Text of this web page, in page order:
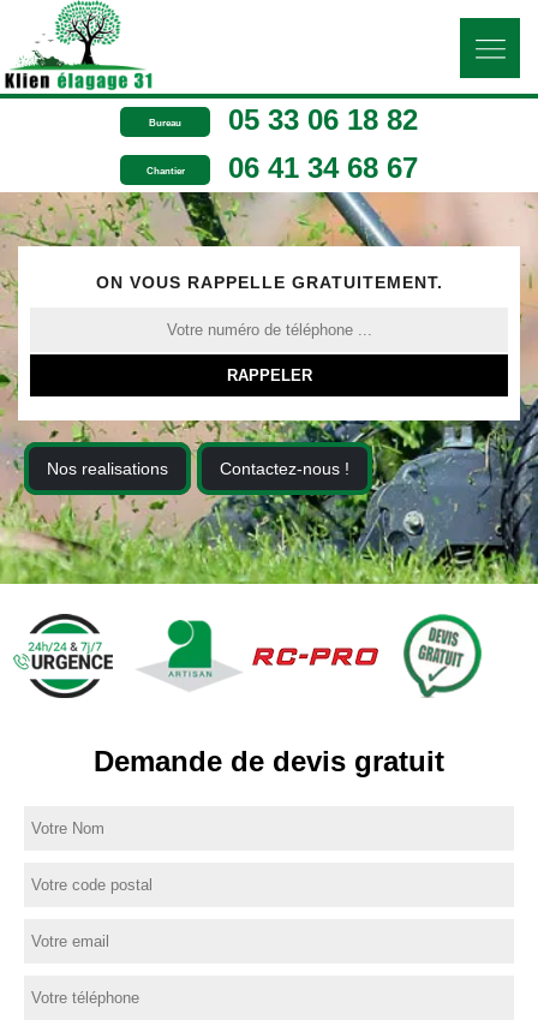
Bureau 05 33 06 18 82
Chantier 06 41 34 68 67
ON VOUS RAPPELLE GRATUITEMENT.
Nos realisations Contactez-nous !
Demande de devis gratuit